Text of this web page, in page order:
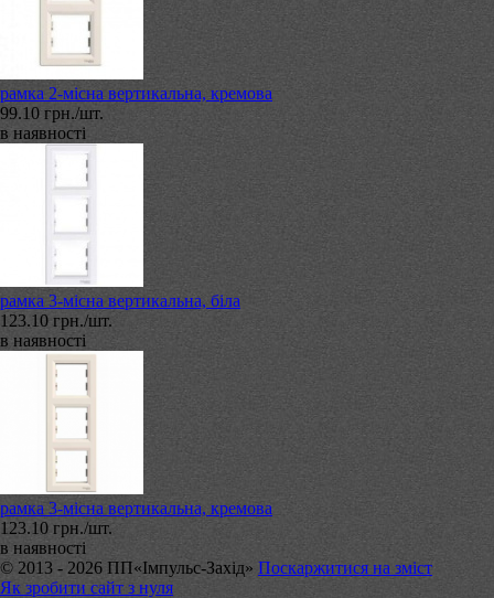
рамка 2-місна вертикальна, кремова
99.10 грн./шт.
в наявності
рамка 3-місна вертикальна, біла
123.10 грн./шт.
в наявності
рамка 3-місна вертикальна, кремова
123.10 грн./шт.
в наявності
© 2013 - 2026 ПП«Імпульс-Захід» Поскаржитися на зміст
Як зробити сайт з нуля